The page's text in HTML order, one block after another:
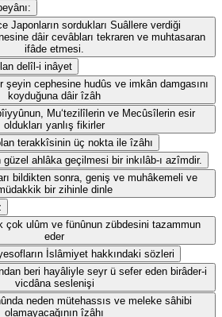
Japonların sordukları Suâllere verdiği
dâir cevâbları tekraren ve muhtasaran
ifâde etmesi.
delîl-i inâyet
şeyin cephesine hudûs ve imkân damgasını
koyduğuna dâir îzâh
Mu‘tezilîlerin ve Mecûsîlerin esir
oldukları yanlış fikirler
terakkîsinin üç nokta ile îzâhı
ahlâka geçilmesi bir inkılâb-ı azîmdir.
bildikten sonra, geniş ve muhâkemeli ve
bir zihinle dinle
çok ulûm ve fünûnun zübdesini tazammun
eder
İslâmiyet hakkındaki sözleri
beri hayâliyle seyr ü sefer eden birâder-i
vicdâna seslenişi
neden mütehassıs ve meleke sâhibi
olamayacağının îzâhı